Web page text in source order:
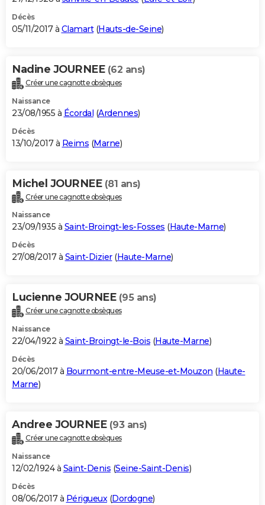
Décès
05/11/2017 à Clamart(Hauts-de-Seine)
Nadine JOURNEE (62 ans)
Créer une cagnotte obsèques
Naissance
23/08/1955 à Écordal (Ardennes)
Décès
13/10/2017 à Reims (Marne)
Michel JOURNEE (81 ans)
Créer une cagnotte obsèques
Naissance
23/09/1935 à Saint-Broingt-les-Fosses (Haute-Marne)
Décès
27/08/2017 à Saint-Dizier(Haute-Marne)
Lucienne JOURNEE (95 ans)
Créer une cagnotte obsèques
Naissance
22/04/1922 à Saint-Broingt-le-Bois (Haute-Marne)
Décès
20/06/2017 à Bourmont-entre-Meuse-et-Mouzon (Haute-
Marne)
Andree JOURNEE (93 ans)
Créer une cagnotte obsèques
Naissance
12/02/1924 à Saint-Denis (Seine-Saint-Denis)
Décès
08/06/2017 à Périgueux(Dordogne)